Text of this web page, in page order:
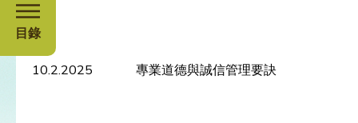
目錄
10.2.2025 專業道德與誠信管理要訣